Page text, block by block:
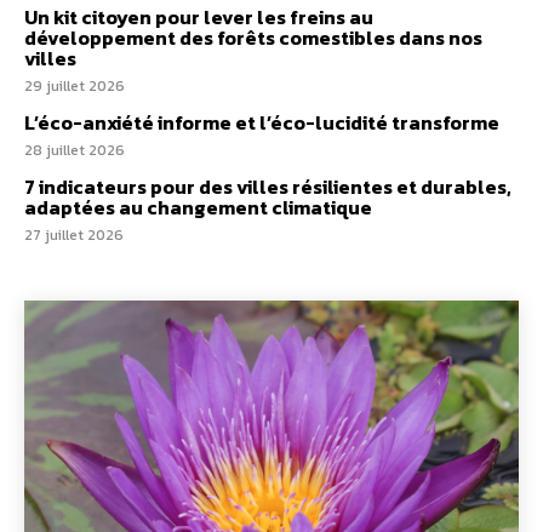
Un kit citoyen pour lever les freins au
développement des forêts comestibles dans nos
villes
29 juillet 2026
L’éco-anxiété informe et l’éco-lucidité transforme
28 juillet 2026
7 indicateurs pour des villes résilientes et durables,
adaptées au changement climatique
27 juillet 2026